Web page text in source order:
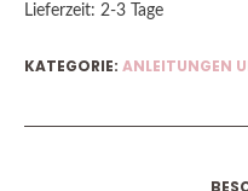
Lieferzeit: 2-3 Tage
KATEGORIE: ANLEITUNGEN